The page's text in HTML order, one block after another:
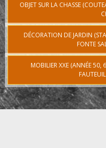
OBJET SUR LA CHASSE
DÉCORATION DE JARDIN
FONTE
MOBILIER XXE (ANNÉE 50,